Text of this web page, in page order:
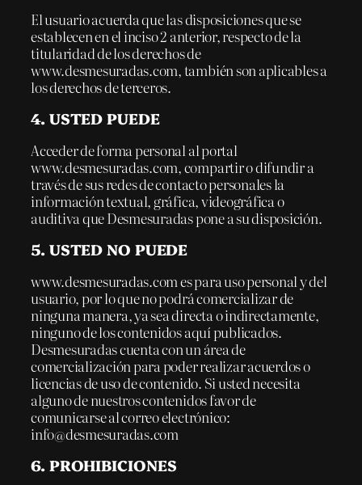
El usuario acuerda que las disposiciones que se
establecen en el inciso 2 anterior, respecto de la
titularidad de los derechos de
www.desmesuradas.com, también son aplicables a
los derechos de terceros.
4. USTED PUEDE
Acceder de forma personal al portal
www.desmesuradas.com, compartir o difundir a
través de sus redes de contacto personales la
información textual, gráfica, videográfica o
auditiva que Desmesuradas pone a su disposición.
5. USTED NO PUEDE
www.desmesuradas.com es para uso personal y del
usuario, por lo que no podrá comercializar de
ninguna manera, ya sea directa o indirectamente,
ninguno de los contenidos aquí publicados.
Desmesuradas cuenta con un área de
comercialización para poder realizar acuerdos o
licencias de uso de contenido. Si usted necesita
alguno de nuestros contenidos favor de
comunicarse al correo electrónico:
info@desmesuradas.com
6. PROHIBICIONES